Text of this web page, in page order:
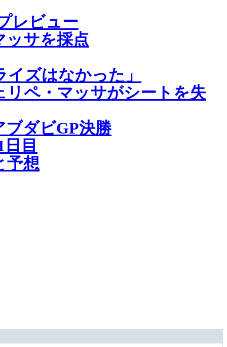
レビュー
ッサを採点
ズはなかった」
ペ・マッサがシートを失
ダビGP決勝
目
予想